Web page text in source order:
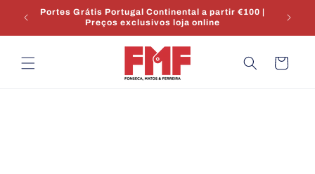
para oPortes Grátis Portugal Continental a partir €100 |
Preços exclusivos loja online
Carrinho